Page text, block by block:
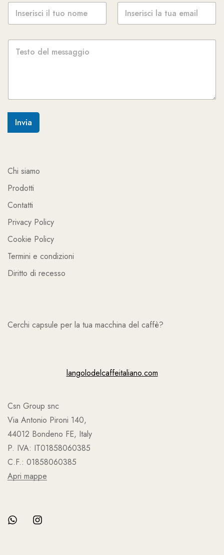
N
m
*
E
a
M
g
i
Invia
Chi siamo
Prodotti
Contatti
Privacy Policy
Cookie Policy
Termini e condizioni
Diritto di recesso
Cerchi capsule per la tua macchina del caffè?
langolodelcaffeitaliano.com
Csn Group snc
Via Antonio Pironi 140,
44012 Bondeno FE, Italy
P. IVA: IT01858060385
C.F.: 01858060385
Apri mappe